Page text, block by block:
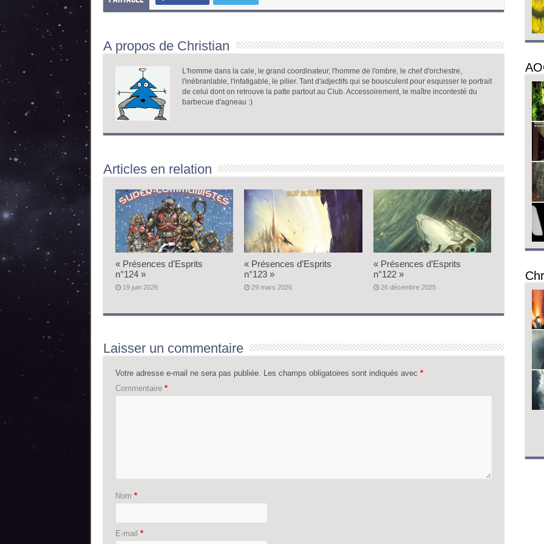
A propos de Christian
L'homme dans la cale, le grand coordinateur, l'homme de l'ombre, le chef d'orchestre,
l'inébranlable, l'infatigable, le pilier. Tant d'adjectifs qui se bousculent pour esquisser le portrait
de celui dont on retrouve la patte partout au Club. Accessoirement, le maître incontesté du
barbecue d'agneau :)
Articles en relation
« Présences d’Esprits
n°124 »
19 juin 2026
« Présences d’Esprits
n°123 »
29 mars 2026
« Présences d’Esprits
n°122 »
26 décembre 2025
Laisser un commentaire
Votre adresse e-mail ne sera pas publiée. Les champs obligatoires sont indiqués avec *
Commentaire *
Nom *
E-mail *